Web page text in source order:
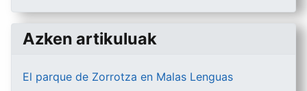
Azken artikuluak
El parque de Zorrotza en Malas Lenguas